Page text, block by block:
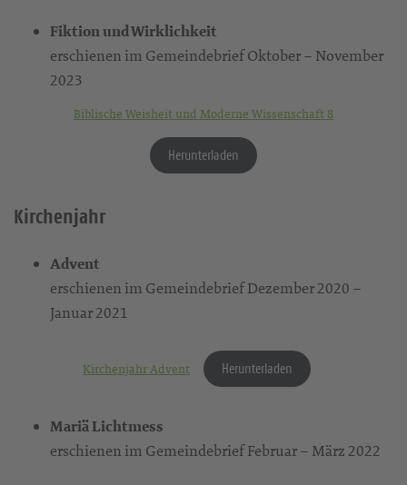
Fiktion und Wirklichkeit
erschienen im Gemeindebrief Oktober – November
2023
Biblische Weisheit und Moderne Wissenschaft 8
Herunterladen
Kirchenjahr
Advent
erschienen im Gemeindebrief Dezember 2020 –
Januar 2021
Kirchenjahr Advent Herunterladen
Mariä Lichtmess
erschienen im Gemeindebrief Februar – März 2022